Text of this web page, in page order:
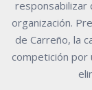
responsabilizar
organización.
de Carreño, la
competición por